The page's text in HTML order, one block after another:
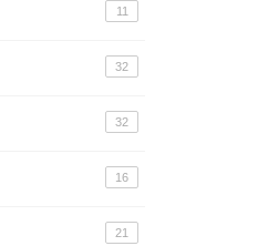
11
32
32
16
21